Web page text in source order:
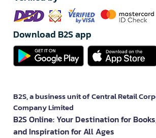
Download B2S app
B2S, a business unit of Central Retail
Company Limited
B2S Online: Your Destination for
and Inspiration for All Ages